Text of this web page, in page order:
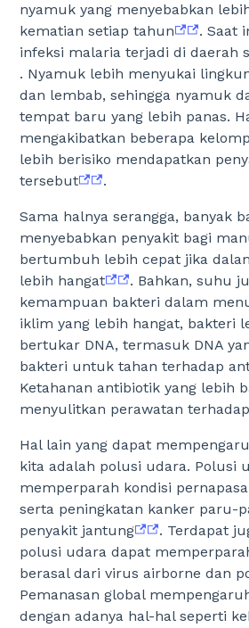
nyamuk yang menyebabkan
kematian setiap tahun
. Saat
infeksi malaria terjadi di daerah
. Nyamuk lebih menyukai
dan lembab, sehingga nyamuk
tempat baru yang lebih panas.
mengakibatkan beberapa
lebih berisiko mendapatkan
tersebut
.
Sama halnya serangga, banyak
menyebabkan penyakit bagi
bertumbuh lebih cepat jika
lebih hangat
. Bahkan, suhu
kemampuan bakteri dalam
iklim yang lebih hangat, bakteri
bertukar DNA, termasuk DNA
bakteri untuk tahan terhadap
Ketahanan antibiotik yang lebih
menyulitkan perawatan
Hal lain yang dapat
kita adalah polusi udara. Polusi
memperparah kondisi
serta peningkatan kanker paru-
penyakit jantung
. Terdapat
polusi udara dapat
berasal dari virus airborne dan
Pemanasan global
dengan adanya hal-hal seperti